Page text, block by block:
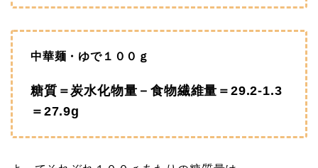
中華麺・ゆで１００ｇ
糖質＝炭水化物量－食物繊維量＝29.2‐1.3
＝27.9g